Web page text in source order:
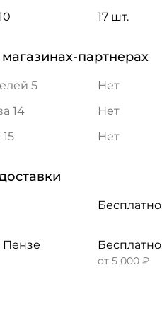
17 шт.
партнерах
5
Нет
14
Нет
Нет
Бесплатно
Пензе Бесплатно
от 5 000 ₽